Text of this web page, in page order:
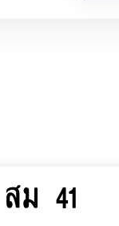
Add
to
สม 41